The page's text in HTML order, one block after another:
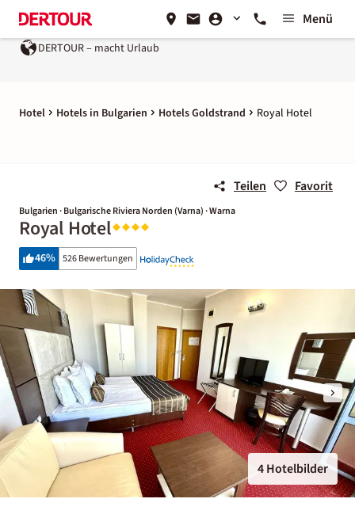
Menü
macht Urlaub Ein Unternehmen der
Hotel Hotels in Bulgarien Hotels Goldstrand Royal Hotel
Teilen Favorit
Bulgarien · Bulgarische Riviera Norden (Varna) · Warna
Royal Hotel
46% 526 Bewertungen
4 Hotelbilder